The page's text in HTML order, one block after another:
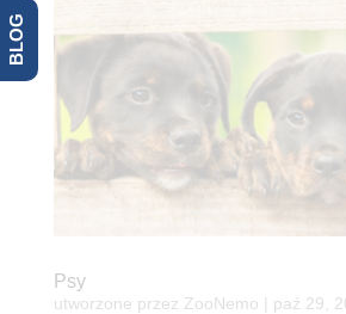
Psy
utworzone przez ZooNemo paź 29,
BLOG